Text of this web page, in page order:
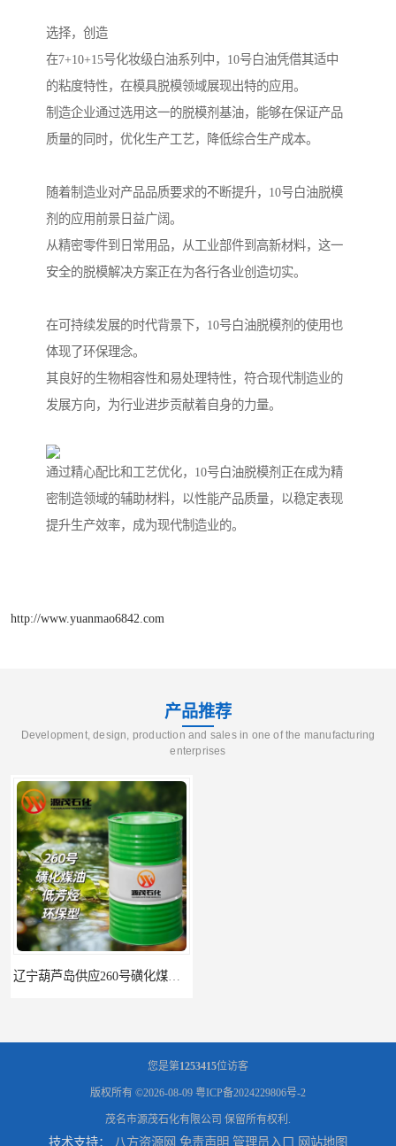
选择，创造
在7+10+15号化妆级白油系列中，10号白油凭借其适中
的粘度特性，在模具脱模领域展现出特的应用。
制造企业通过选用这一的脱模剂基油，能够在保证产品
质量的同时，优化生产工艺，降低综合生产成本。
随着制造业对产品品质要求的不断提升，10号白油脱模
剂的应用前景日益广阔。
从精密零件到日常用品，从工业部件到高新材料，这一
安全的脱模解决方案正在为各行各业创造切实。
在可持续发展的时代背景下，10号白油脱模剂的使用也
体现了环保理念。
其良好的生物相容性和易处理特性，符合现代制造业的
发展方向，为行业进步贡献着自身的力量。
通过精心配比和工艺优化，10号白油脱模剂正在成为精
密制造领域的辅助材料，以性能产品质量，以稳定表现
提升生产效率，成为现代制造业的。
http://www.yuanmao6842.com
产品推荐
Development, design, production and sales in one of the manufacturing
enterprises
您是第1253415位访客
版权所有 ©2026-08-09 粤ICP备2024229806号-2
茂名市源茂石化有限公司 保留所有权利.
技术支持： 八方资源网 免责声明 管理员入口 网站地图